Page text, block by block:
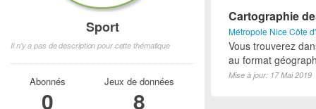
Cartographie
Métropole Nice Côte
Vous trouverez
au format
Mise à jour: 17 Mai 2019
Sport
Il n'y a pas de description pour cette thématique
Abonnés
0
Jeux de données
8